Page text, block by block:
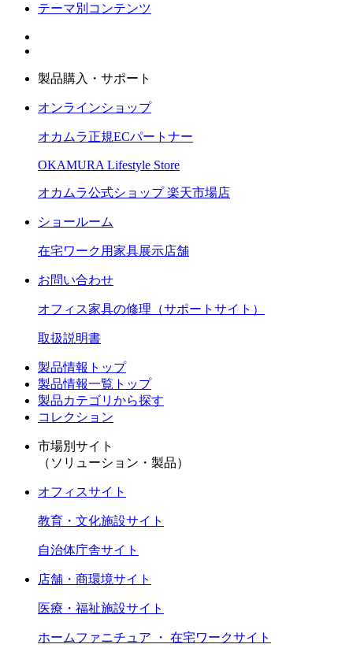
テーマ別コンテンツ
製品購入・サポート
オンラインショップ
オカムラ正規ECパートナー
OKAMURA Lifestyle Store
オカムラ公式ショップ 楽天市場店
ショールーム
在宅ワーク用家具展示店舗
お問い合わせ
オフィス家具の修理（サポートサイト）
取扱説明書
製品情報トップ
製品情報一覧トップ
製品カテゴリから探す
コレクション
市場別サイト
（ソリューション・製品）
オフィスサイト
教育・文化施設サイト
自治体庁舎サイト
店舗・商環境サイト
医療・福祉施設サイト
ホームファニチュア ・ 在宅ワークサイト